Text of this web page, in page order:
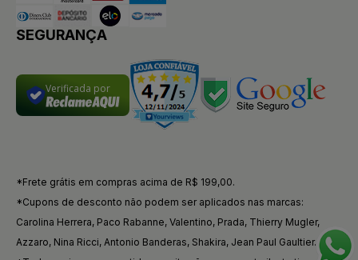
SEGURANÇA
Verificada por
*Frete grátis em compras acima de R$ 199,00.
*Cupons de desconto não podem ser aplicados nas marcas:
Carolina Herrera, Paco Rabanne, Valentino, Prada, Thierry Mugler,
Azzaro, Nina Ricci, Antonio Banderas, Shakira, Jean Paul Gaultier.